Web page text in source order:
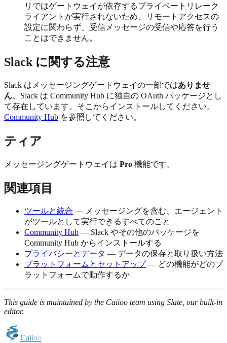
リではゲートウェイが依存するプライベートリレーク
ライアントが実行されないため、リモートアクセスの
設定に関わらず、受信メッセージの受信や応答を行う
ことはできません。
Slack に関する注意
Slack はメッセージングゲートウェイの一部ではありませ
ん。Slack は Community Hub に独自の OAuth パッケージとし
て存在しています。そこからインストールしてください。
Community Hub を参照してください。
ティア
メッセージングゲートウェイは Pro 機能です。
関連項目
ツールと統合 — メッセージングを含む、エージェント
がツールとして実行できるすべてのこと
Community Hub — Slack やその他のパッケージを
Community Hub からインストールする
プライバシーとデータ — データの保存と取り扱い方法
プラットフォームとセットアップ— どの機能がどのプ
ラットフォームで動作するか
This guide is maintained by the Caiioo team using Slate, our built-in
editor.
Caiioo